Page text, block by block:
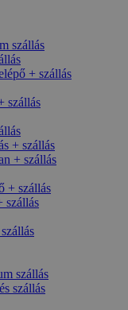
szállás
+ szállás
szállás
+ szállás
+ szállás
+ szállás
szállás
szállás
szállás